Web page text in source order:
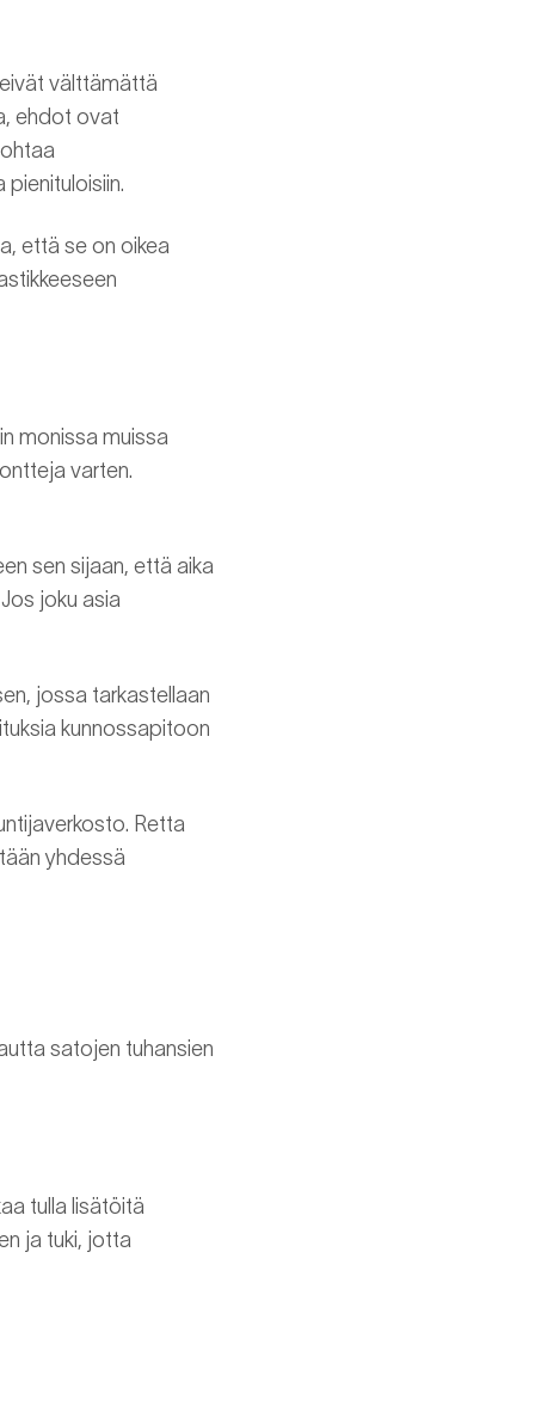
eivät välttämättä
ehdot ovat
pienituloisiin.
että se on oikea
monissa muissa
varten.
sen sijaan, että aika
joku asia
jossa tarkastellaan
kunnossapitoon
Retta
yhdessä
satojen tuhansien
tulla lisätöitä
ja tuki, jotta